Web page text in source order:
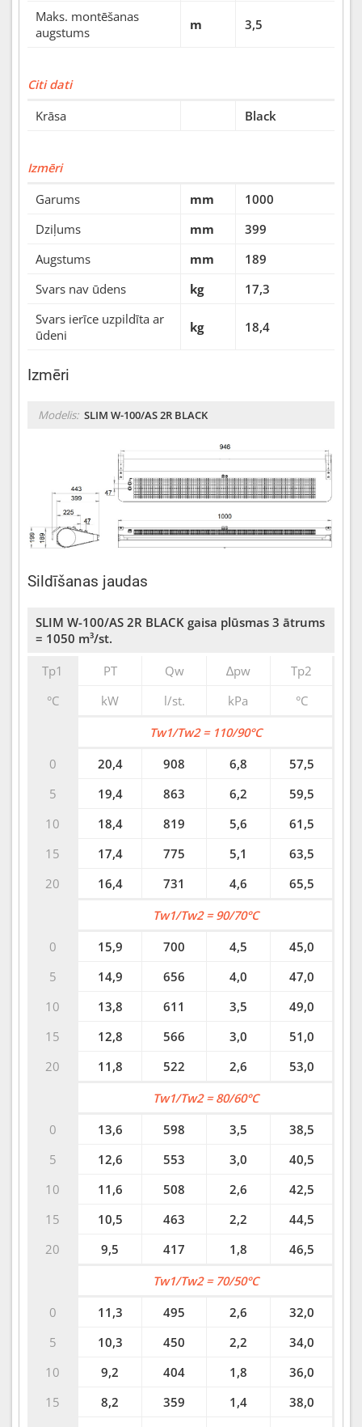
Maks. montēšanas
augstums
m 3,5
Citi dati
Krāsa
Black
Izmēri
Garums
mm
1000
Dziļums
mm
399
Augstums
mm
189
Svars nav ūdens
kg
17,3
Svars ierīce uzpildīta ar
ūdeni
kg 18,4
Izmēri
Modelis: SLIM W-100/AS 2R BLACK
Sildīšanas jaudas
SLIM W-100/AS 2R BLACK gaisa plūsmas 3 ātrums
= 1050 m³/st.
Tp1
°C
PT Qw ∆pw
Tp2
kW
l/st. kPa °C
0
5
10
15
20
Tw1/Tw2 = 110/90°C
20,4
908 6,8
57,5
19,4
863 6,2
59,5
18,4
819 5,6
61,5
17,4
775 5,1
63,5
16,4
731 4,6 65,5
0
5
10
15
20
Tw1/Tw2 = 90/70°C
15,9
700 4,5
45,0
14,9
656 4,0
47,0
13,8
611 3,5
49,0
12,8
566 3,0
51,0
11,8
522 2,6 53,0
0
5
10
15
20
Tw1/Tw2 = 80/60°C
13,6
598 3,5
38,5
12,6
553 3,0
40,5
11,6
508 2,6
42,5
10,5
463 2,2
44,5
9,5
417 1,8 46,5
0
5
10
15
Tw1/Tw2 = 70/50°C
11,3
495 2,6
32,0
10,3
450 2,2
34,0
9,2
404 1,8
36,0
8,2
359 1,4
38,0